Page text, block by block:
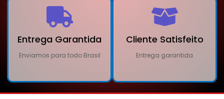
Entrega Garantida
Enviamos para todo Brasil
Cliente Satisfeito
Entrega garantida